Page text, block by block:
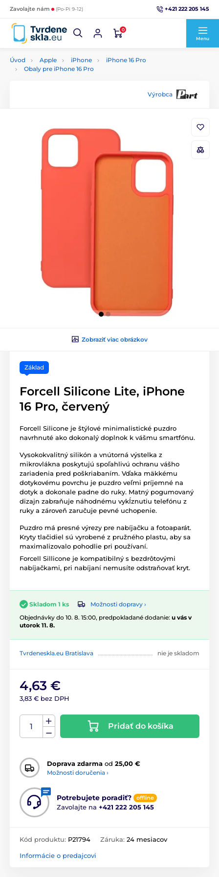
Zavolajte nám (Po-Pi 9-12) +421 222 205 145
0
Menu
Úvod Apple iPhone
iPhone 16 Pro
Obaly pre iPhone 16 Pro
Výrobca
Zobraziť viac obrázkov
Základ
Forcell Silicone Lite, iPhone
16 Pro, červený
Forcell Silicone je štýlové minimalistické puzdro
navrhnuté ako dokonalý doplnok k vášmu smartfónu.
Vysokokvalitný silikón a vnútorná výstelka z
mikrovlákna poskytujú spoľahlivú ochranu vášho
zariadenia pred poškriabaním. Vďaka mäkkému
dotykovému povrchu je puzdro veľmi príjemné na
dotyk a dokonale padne do ruky. Matný pogumovaný
dizajn zabraňuje náhodnému vykĺznutiu telefónu z
ruky a zároveň zaručuje pevné uchopenie.
Puzdro má presné výrezy pre nabíjačku a fotoaparát.
Kryty tlačidiel sú vyrobené z pružného plastu, aby sa
maximalizovalo pohodlie pri používaní.
Forcell Sillicone je kompatibilný s bezdrôtovými
nabíjačkami, pri nabíjaní nemusíte odstraňovať kryt.
Skladom 1 ks
Možnosti dopravy ›
Objednávky do 10. 8. 15:00, predpokladané dodanie: u vás v
utorok 11. 8.
Tvrdeneskla.eu Bratislava nie je skladom
4,63 €
3,83 € bez DPH
Pridať do košíka
Doprava zdarma od 25,00 €
Možnosti doručenia ›
Potrebujete poradiť? offline
Zavolajte na +421 222 205 145
Kód produktu: P21794 Záruka: 24 mesiacov
Informácie o predajcovi